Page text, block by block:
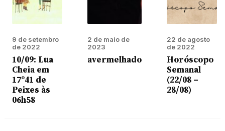
9 de setembro
de 2022
10/09: Lua
Cheia em
17º41 de
Peixes às
06h58
2 de maio de
2023
avermelhado
22 de agosto
de 2022
Horóscopo
Semanal
(22/08 –
28/08)